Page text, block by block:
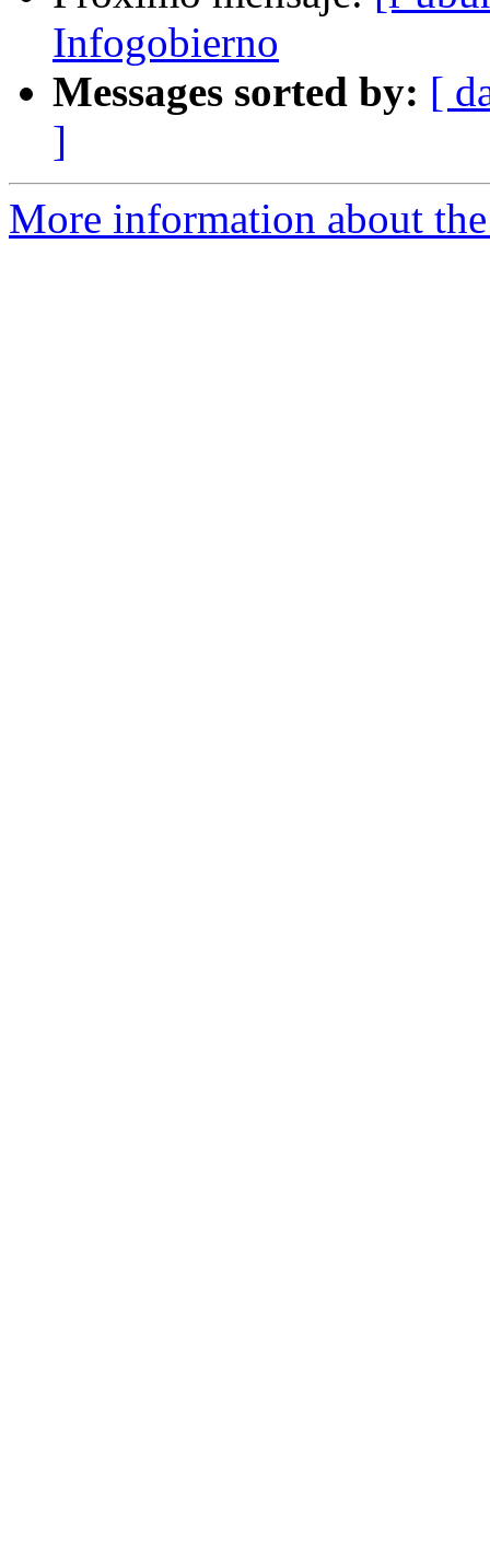
Infogobierno
Messages sorted by: [
]
More information about